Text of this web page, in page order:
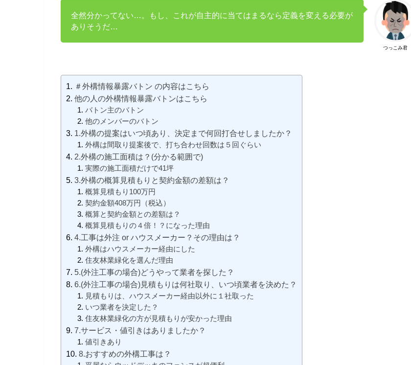
つっこみ君
全然分かってない…。もし、これが自主的に当てはまるなら定義を変える必要が
ありそうだ…
＃外構情報暴露バトン の内容はこちら
他の人の外構情報暴露バトンはこちら
バトン主のバトン
他のメンバーのバトン
1.外構の提案はいつ頃あり、決定まで何回打合せしましたか？
外構は間取り提案後で、打ち合わせ回数は５回ぐらい
2.外構の施工面積は？(分かる範囲で)
実際の施工面積だけで41坪
3.外構の概算見積もりと契約金額の差額は？
概算見積もり100万円
契約金額408万円（税込）
概算と契約金額との差額は？
概算見積もりの４倍！？になった理由
4.工事は外注 or ハウスメーカー？その理由は？
外構はハウスメーカー経由にした
住友林業緑化を選んだ理由
5.(外注工事の場合)どうやって業者を探した？
6.(外注工事の場合)見積もりは何社取り、いつ頃業者を決めた？
見積もりは、ハウスメーカー経由以外に１社取った
いつ業者を決定した？
住友林業緑化の方が見積もりが安かった理由
7.サービス・値引きはありましたか？
値引きあり
8.おすすめの外構工事は？